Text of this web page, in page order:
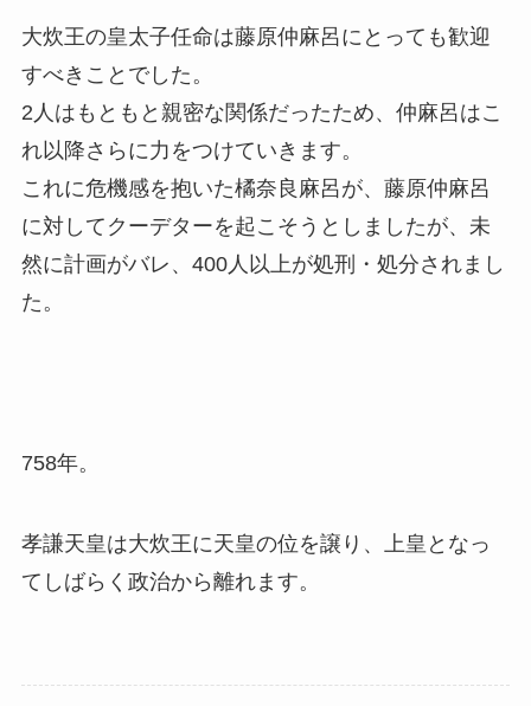
大炊王の皇太子任命は藤原仲麻呂にとっても歓迎
すべきことでした。
2人はもともと親密な関係だったため、仲麻呂はこ
れ以降さらに力をつけていきます。
これに危機感を抱いた橘奈良麻呂が、藤原仲麻呂
に対してクーデターを起こそうとしましたが、未
然に計画がバレ、400人以上が処刑・処分されまし
た。
758年。
孝謙天皇は大炊王に天皇の位を譲り、上皇となっ
てしばらく政治から離れます。